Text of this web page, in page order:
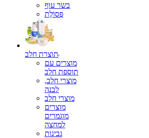
בשר עוף
פְּסוֹלֶת
תוצרת חלב
מוצרים עם
תוספת חלב
מוצרי חלב,
לבנה
מוצרי חלב
מוצרים
מוגמרים
למחצה
גבינות